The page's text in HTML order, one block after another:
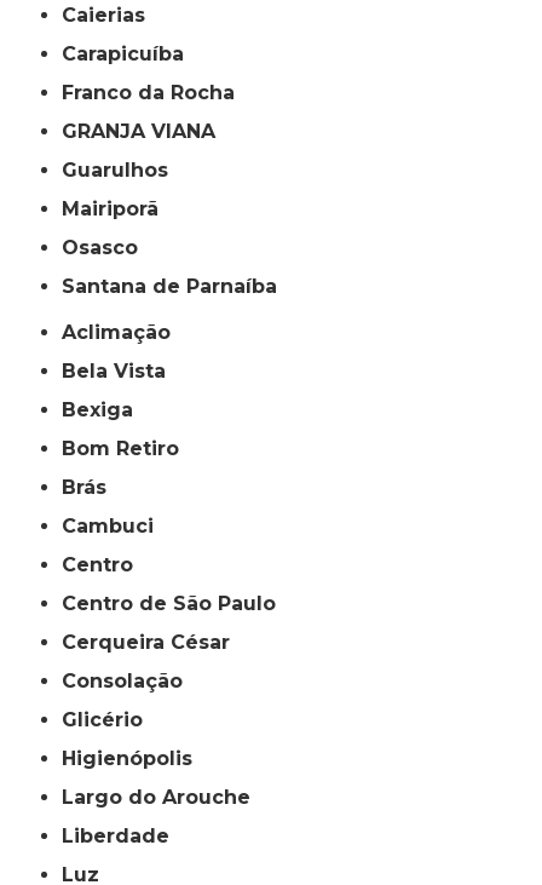
Caierias
Carapicuíba
Franco da Rocha
GRANJA VIANA
Guarulhos
Mairiporã
Osasco
Santana de Parnaíba
Aclimação
Bela Vista
Bexiga
Bom Retiro
Brás
Cambuci
Centro
Centro de São Paulo
Cerqueira César
Consolação
Glicério
Higienópolis
Largo do Arouche
Liberdade
Luz